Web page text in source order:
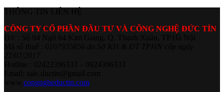
CÔNG TY CỔ PHẦN ĐẦU TƯ VÀ CÔNG NGHỆ ĐỨC TÍN
congngheductin.com